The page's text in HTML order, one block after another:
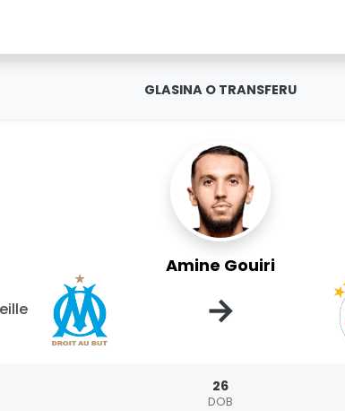
GLASINA O TRANSFERU
Amine Gouiri
→
26
DOB